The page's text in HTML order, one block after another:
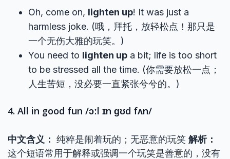
Oh, come on, lighten up! It was just a
harmless joke. (哦，拜托，放轻松点！那只是
一个无伤大雅的玩笑。)
You need to lighten up a bit; life is too short
to be stressed all the time. (你需要放松一点；
人生苦短，没必要一直紧张兮兮的。)
4. All in good fun /ɔːl ɪn ɡʊd fʌn/
中文含义： 纯粹是闹着玩的；无恶意的玩笑 解析：
这个短语常用于解释或强调一个玩笑是善意的，没有